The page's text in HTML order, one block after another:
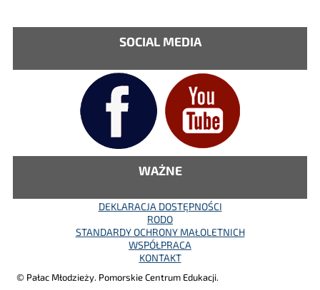
SOCIAL MEDIA
WAŻNE
DEKLARACJA DOSTĘPNOŚCI
RODO
STANDARDY OCHRONY MAŁOLETNICH
WSPÓŁPRACA
KONTAKT
© Pałac Młodzieży. Pomorskie Centrum Edukacji.